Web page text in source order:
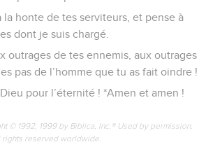
front grâce à ma présence.
mer sa domination. J’établirai son
fleuves.
dira : “Toi, tu es mon Père, oui, c’est
roc qui me sauve.”